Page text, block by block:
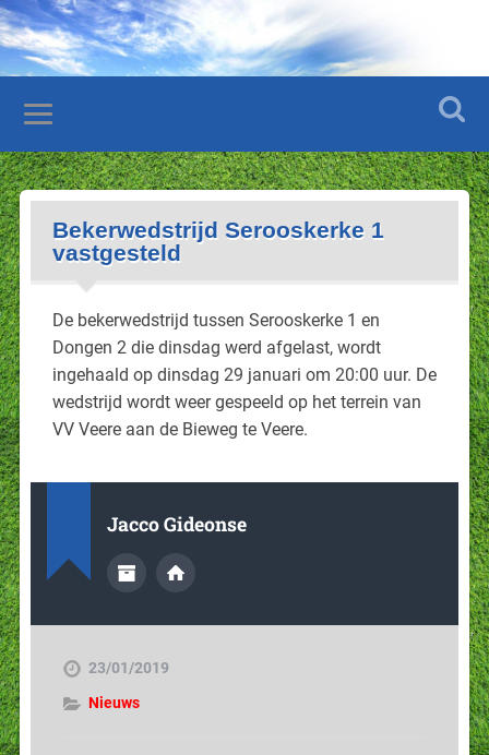
Bekerwedstrijd Serooskerke 1
vastgesteld
De bekerwedstrijd tussen Serooskerke 1 en
Dongen 2 die dinsdag werd afgelast, wordt
ingehaald op dinsdag 29 januari om 20:00 uur. De
wedstrijd wordt weer gespeeld op het terrein van
VV Veere aan de Bieweg te Veere.
Jacco Gideonse
23/01/2019
Nieuws